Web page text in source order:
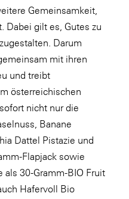
Gemeinsamkeit,
Dabei gilt es, Gutes zu
Darum
mit ihren
und treibt
österreichischen
nicht nur die
Banane
Dattel Pistazie und
Flapjack sowie
als 30-Gramm-BIO Fruit
Hafervoll Bio